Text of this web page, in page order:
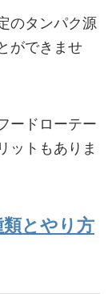
のタンパク源
ができませ
ードローテー
ットもありま
とやり方